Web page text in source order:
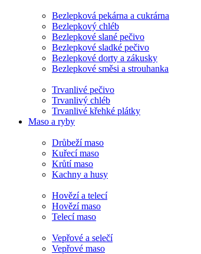
Bezlepková pekárna a cukrárna
Bezlepkový chléb
Bezlepkové slané pečivo
Bezlepkové sladké pečivo
Bezlepkové dorty a zákusky
Bezlepkové směsi a strouhanka
Trvanlivé pečivo
Trvanlivý chléb
Trvanlivé křehké plátky
Maso a ryby
Drůbeží maso
Kuřecí maso
Krůtí maso
Kachny a husy
Hovězí a telecí
Hovězí maso
Telecí maso
Vepřové a selečí
Vepřové maso